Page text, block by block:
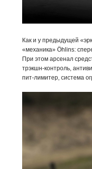
Как и у предыдущей
«механика» Öhlins:
При этом арсенал
трэкшн-контроль,
пит-лимитер, система